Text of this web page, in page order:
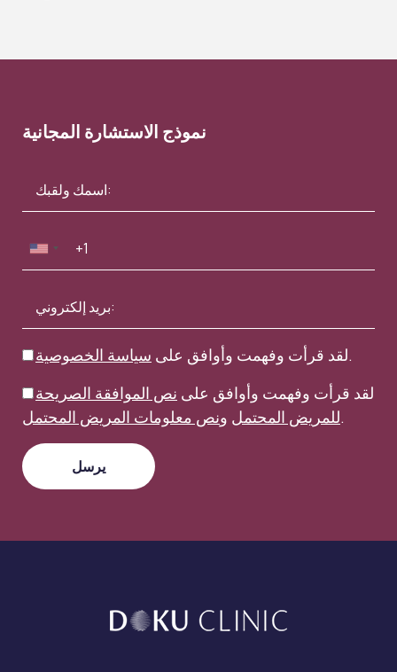
نموذج الاستشارة المجانية
لقد قرأت وفهمت وأوافق على سياسة الخصوصية
.
لقد قرأت وفهمت وأوافق على نص الموافقة الصريحة
للمريض المحتمل ونص معلومات المريض المحتمل .